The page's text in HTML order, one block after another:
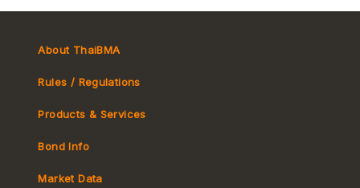
About ThaiBMA
Rules / Regulations
Tax
Products & Services
Bond Info
Market Data